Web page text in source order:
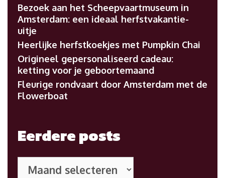
Bezoek aan het Scheepvaartmuseum in
Amsterdam: een ideaal herfstvakantie-
uitje
Heerlijke herfstkoekjes met Pumpkin Chai
Origineel gepersonaliseerd cadeau:
ketting voor je geboortemaand
Fleurige rondvaart door Amsterdam met de
Flowerboat
Eerdere posts
posts